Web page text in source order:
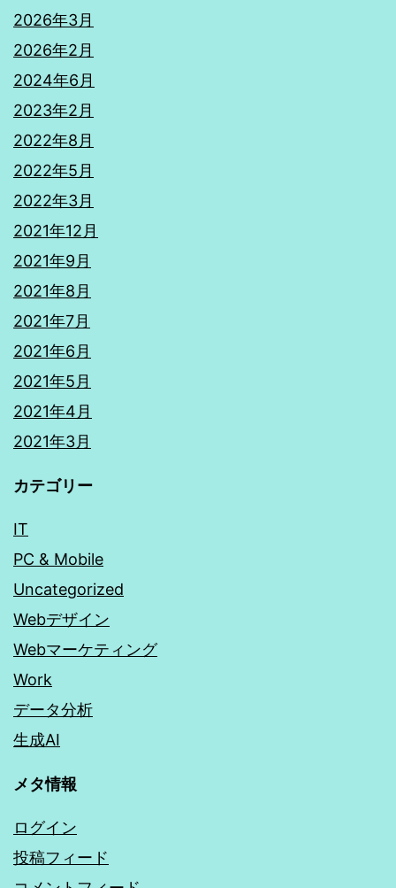
2026年3月
2026年2月
2024年6月
2023年2月
2022年8月
2022年5月
2022年3月
2021年12月
2021年9月
2021年8月
2021年7月
2021年6月
2021年5月
2021年4月
2021年3月
カテゴリー
IT
PC & Mobile
Uncategorized
Webデザイン
Webマーケティング
Work
データ分析
生成AI
メタ情報
ログイン
投稿フィード